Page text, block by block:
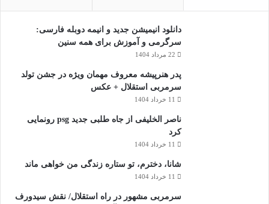
دانلود انیمیشن جدید و انیمه دوبله فارسی:
سرگرمی و آموزش برای همه سنین
22 مرداد 1404
پدر هنرپیشه معروف مهمان ویژه در جشن تولد
سرمربی استقلال + عکس
11 خرداد 1404
ناصر الخلیفی از جاه طلبی جدید psg رونمایی
کرد
11 خرداد 1404
شانا، دخترم، تو ستاره زندگی من خواهی ماند
11 خرداد 1404
سرمربی مشهور در راه استقلال/ نقش سیدورف